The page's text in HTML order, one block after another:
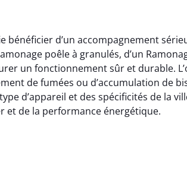
bénéficier d’un accompagnement
poêle à granulés, d’un
un fonctionnement sûr et durable.
de fumées ou d’accumulation de
d’appareil et des spécificités de la
et de la performance énergétique.